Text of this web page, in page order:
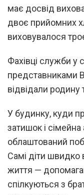
має досвід
двоє прийомних
виховувалося
Фахівці служби у
представниками
відвідали родину
У будинку, куди
затишок і
облаштований
Самі діти
життя —
спілкуються з